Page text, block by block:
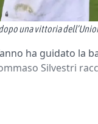
una vittoria
ha guidato la
Silvestri